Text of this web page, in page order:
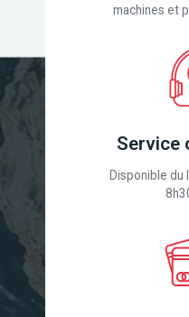
machines et
Service
Disponible du